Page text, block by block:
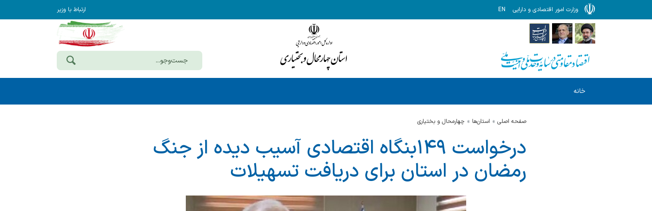
وزارت امور اقتصادی و دارایی EN ارتباط با وزیر
خانه
صفحه اصلی استان‌ها چهارمحال و بختياري
درخواست ۱۴۹بنگاه اقتصادی آسیب دیده از جنگ
رمضان در استان برای دریافت تسهیلات